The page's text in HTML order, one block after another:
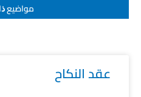
مواضيع
عقد النكاح